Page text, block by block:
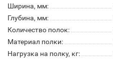
Ширина, мм:
Глубина, мм:
Количество полок:
Материал полки:
Нагрузка на полку, кг: